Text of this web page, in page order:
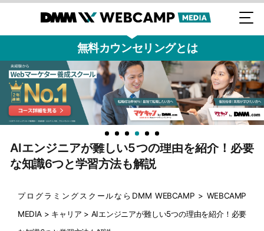
無料カウンセリングとは
AIエンジニアが難しい5つの理由を紹介！必要
な知識6つと学習方法も解説
プログラミングスクールならDMM WEBCAMP > WEBCAMP
MEDIA > キャリア > AIエンジニアが難しい5つの理由を紹介！必要